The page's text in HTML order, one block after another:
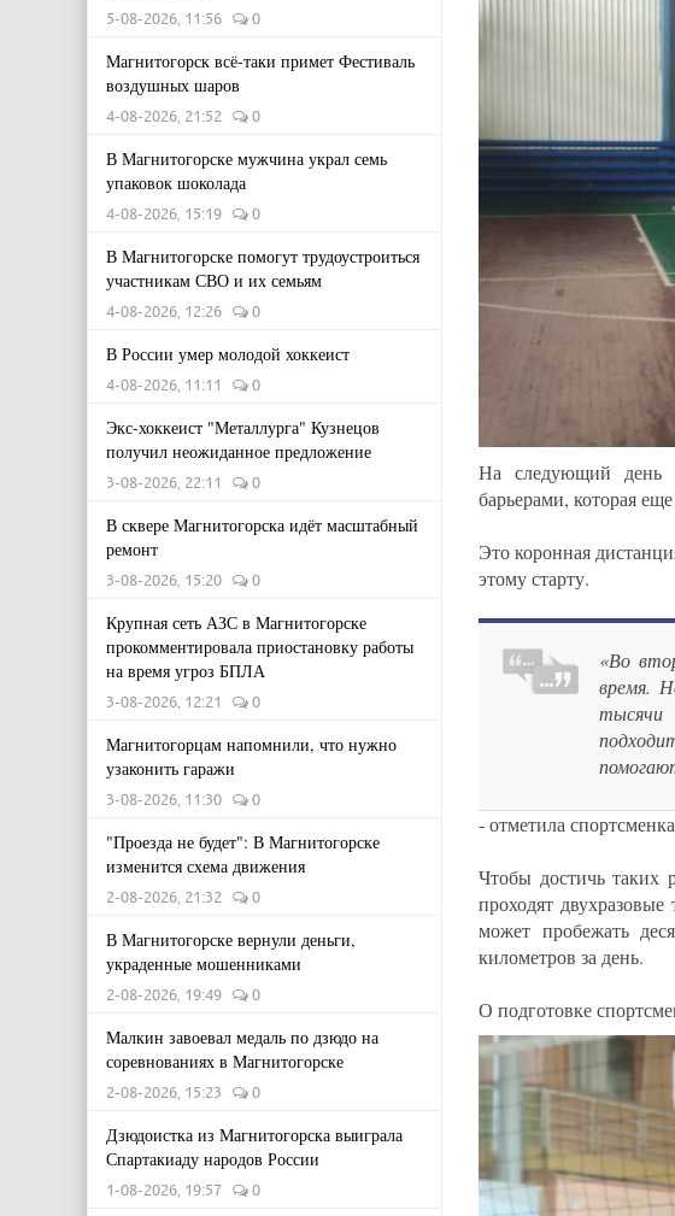
5-08-2026, 11:56 0
Магнитогорск всё-таки примет Фестиваль
воздушных шаров
4-08-2026, 21:52 0
В Магнитогорске мужчина украл семь
упаковок шоколада
4-08-2026, 15:19 0
В Магнитогорске помогут трудоустроиться
участникам СВО и их семьям
4-08-2026, 12:26 0
В России умер молодой хоккеист
4-08-2026, 11:11 0
Экс-хоккеист "Металлурга" Кузнецов
получил неожиданное предложение
3-08-2026, 22:11 0
В сквере Магнитогорска идёт масштабный
ремонт
3-08-2026, 15:20 0
Крупная сеть АЗС в Магнитогорске
прокомментировала приостановку работы
на время угроз БПЛА
3-08-2026, 12:21 0
Магнитогорцам напомнили, что нужно
узаконить гаражи
3-08-2026, 11:30 0
"Проезда не будет": В Магнитогорске
изменится схема движения
2-08-2026, 21:32 0
В Магнитогорске вернули деньги,
украденные мошенниками
2-08-2026, 19:49 0
Малкин завоевал медаль по дзюдо на
соревнованиях в Магнитогорске
2-08-2026, 15:23 0
Дзюдоистка из Магнитогорска выиграла
Спартакиаду народов России
1-08-2026, 19:57 0
На следующий день
барьерами, которая
Это коронная
этому старту.
«Во
время.
тысячи
- отметила
Чтобы достичь таких
проходят
может пробежать
километров за день.
О подготовке